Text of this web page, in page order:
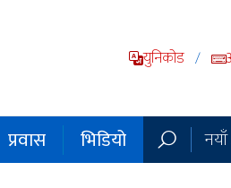
युनिकोड /
प्रवास भिडियो